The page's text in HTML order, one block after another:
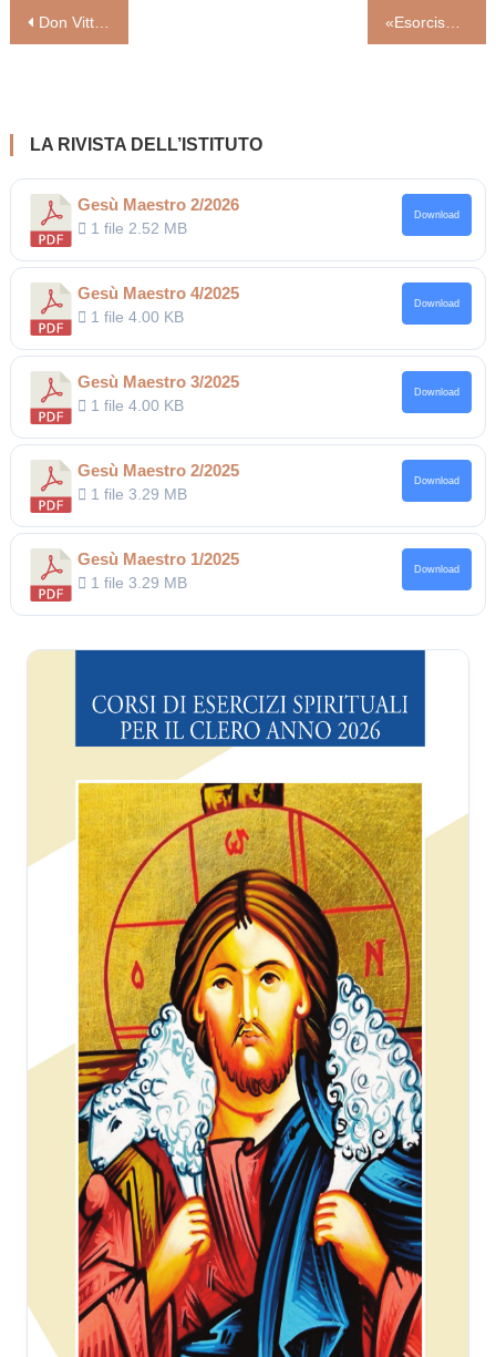
Navigazione
Don Vittorio Pirillo «Esorcismo, un ministero quanto mai necessario»
LA RIVISTA DELL’ISTITUTO
Gesù Maestro 2/2026
1 file 2.52 MB
Download
Gesù Maestro 4/2025
1 file4.00 KB
Download
Gesù Maestro 3/2025
1 file4.00 KB
Download
Gesù Maestro 2/2025
1 file3.29 MB
Download
Gesù Maestro 1/2025
1 file3.29 MB
Download